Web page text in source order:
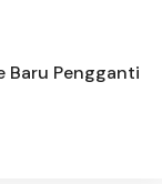
Baru Pengganti